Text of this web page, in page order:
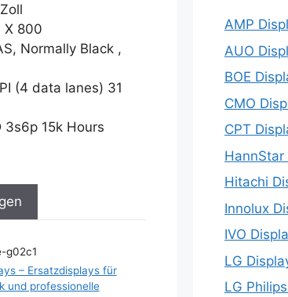
X 800
Normally Black ,
(4 data lanes) 31
3s6p 15k Hours
g02c1
– Ersatzdisplays für
und professionelle
AMP
AUO
BOE
CMO
CPT
HannStar
Hitachi
Innolux
IVO
LG
LG